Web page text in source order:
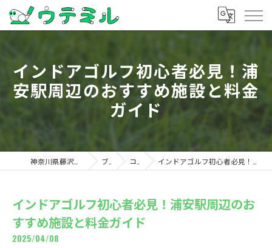
インドアゴルフ初心者必見！浦
安駅周辺のおすすめ施設と料金
ガイド
ブログ コラム インドアゴルフ初心者必見！浦安駅周辺のおすすめ施設と料金ガイド
インドアゴルフ初心者必見！浦安駅周辺のお
すすめ施設と料金ガイド
2025/04/08